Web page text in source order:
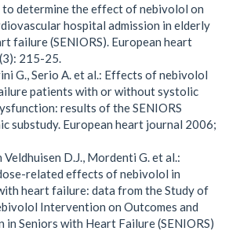
to determine the effect of nebivolol on
hospital admission in elderly
failure (SENIORS). European heart
215-25.
G., Serio A. et al.: Effects of nebivolol
patients with or without systolic
results of the SENIORS
substudy. European heart journal 2006;
Veldhuisen D.J., Mordenti G. et al.:
related effects of nebivolol in
heart failure: data from the Study of
Intervention on Outcomes and
in Seniors with Heart Failure (SENIORS)